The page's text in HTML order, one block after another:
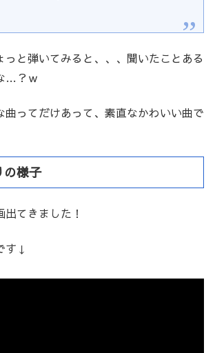
っと弾いてみると、、、聞いたことある
…？ｗ
曲ってだけあって、素直なかわいい曲で
の様子
てきました！
す↓